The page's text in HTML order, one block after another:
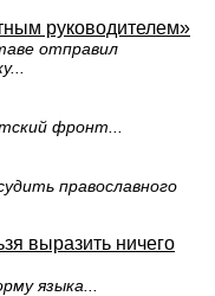
руководителем»
отправил
фронт...
православного
выразить ничего
языка...